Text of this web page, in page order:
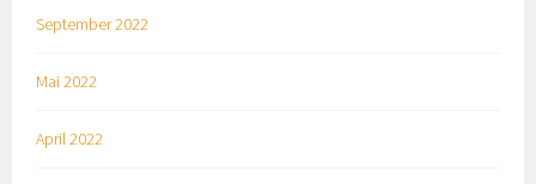
September 2022
Mai 2022
April 2022